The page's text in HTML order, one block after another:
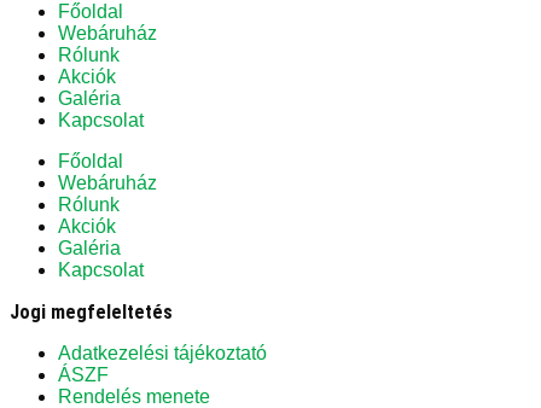
Főoldal
Webáruház
Rólunk
Akciók
Galéria
Kapcsolat
Főoldal
Webáruház
Rólunk
Akciók
Galéria
Kapcsolat
Jogi megfeleltetés
Adatkezelési tájékoztató
ÁSZF
Rendelés menete